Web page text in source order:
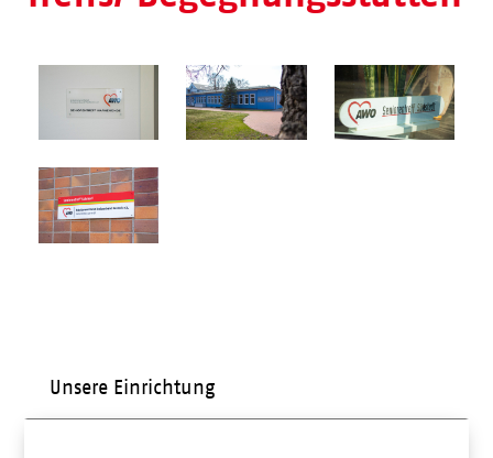
Unsere Einrichtung